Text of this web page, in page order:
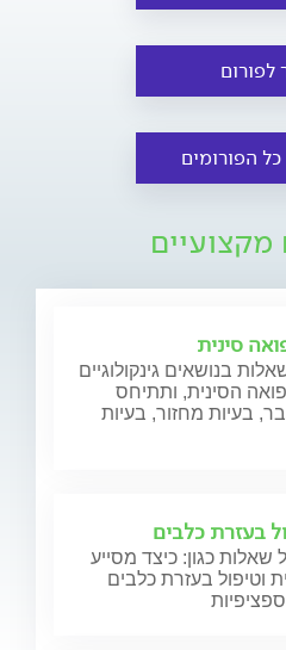
לפורום
הפורומים
מקצועיים
סינית
בנושאים גינקולוגיים
הסינית, ותתיחס
בעיות מחזור, בעיות
בעזרת כלבים
שאלות כגון: כיצד מסייע
וטיפול בעזרת כלבים
ספציפיות